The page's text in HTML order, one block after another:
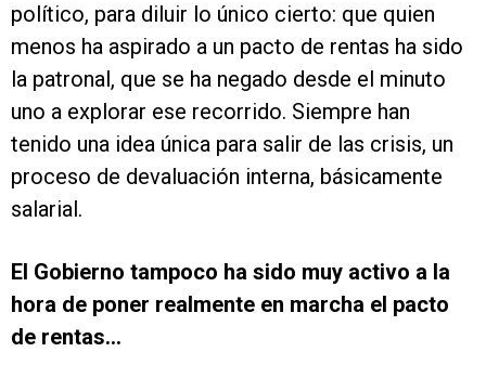
político, para diluir lo único cierto: que quien
menos ha aspirado a un pacto de rentas ha sido
la patronal, que se ha negado desde el minuto
uno a explorar ese recorrido. Siempre han
tenido una idea única para salir de las crisis, un
proceso de devaluación interna, básicamente
salarial.
El Gobierno tampoco ha sido muy activo a la
hora de poner realmente en marcha el pacto
de rentas...